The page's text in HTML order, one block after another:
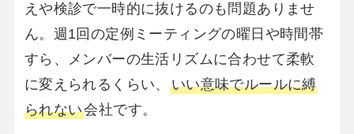
えや検診で一時的に抜けるのも問題ありませ
ん。週1回の定例ミーティングの曜日や時間帯
すら、メンバーの生活リズムに合わせて柔軟
に変えられるくらい、 いい意味でルールに縛
られない会社です。